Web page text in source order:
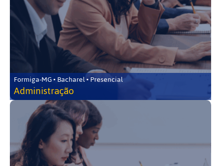
Formiga-MG • Bacharel • Presencial
Administração